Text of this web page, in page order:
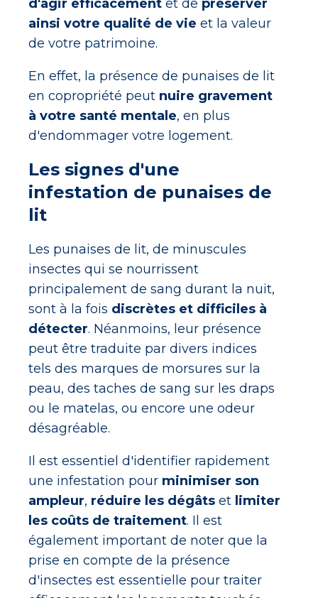
d'agir efficacement et de préserver
ainsi votre qualité de vie et la valeur
de votre patrimoine.
En effet, la présence de punaises de lit
en copropriété peut nuire gravement
à votre santé mentale, en plus
d'endommager votre logement.
Les signes d'une
infestation de punaises de
lit
Les punaises de lit, de minuscules
insectes qui se nourrissent
principalement de sang durant la nuit,
sont à la fois discrètes et difficiles à
détecter. Néanmoins, leur présence
peut être traduite par divers indices
tels des marques de morsures sur la
peau, des taches de sang sur les draps
ou le matelas, ou encore une odeur
désagréable.
Il est essentiel d'identifier rapidement
une infestation pour minimiser son
ampleur, réduire les dégâts et limiter
les coûts de traitement. Il est
également important de noter que la
prise en compte de la présence
d'insectes est essentielle pour traiter